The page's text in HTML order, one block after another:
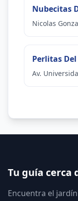
Nubecitas
Nicolas
Perlitas
Av.
Tu guía cerca
Encuentra el